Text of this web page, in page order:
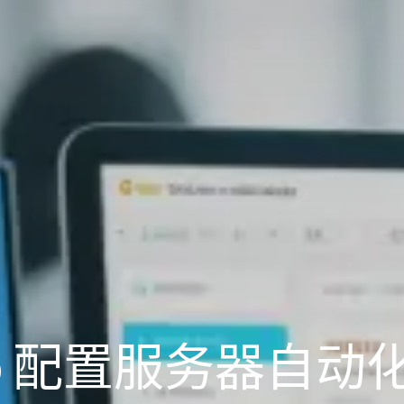
置服务器自动